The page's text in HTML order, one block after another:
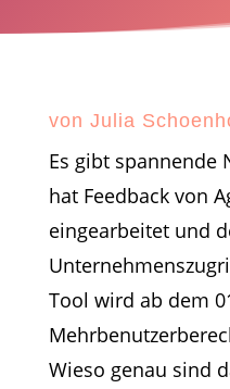
von Julia
Es gibt spannende
hat Feedback von
eingearbeitet und
Tool wird ab dem
Wieso genau sind